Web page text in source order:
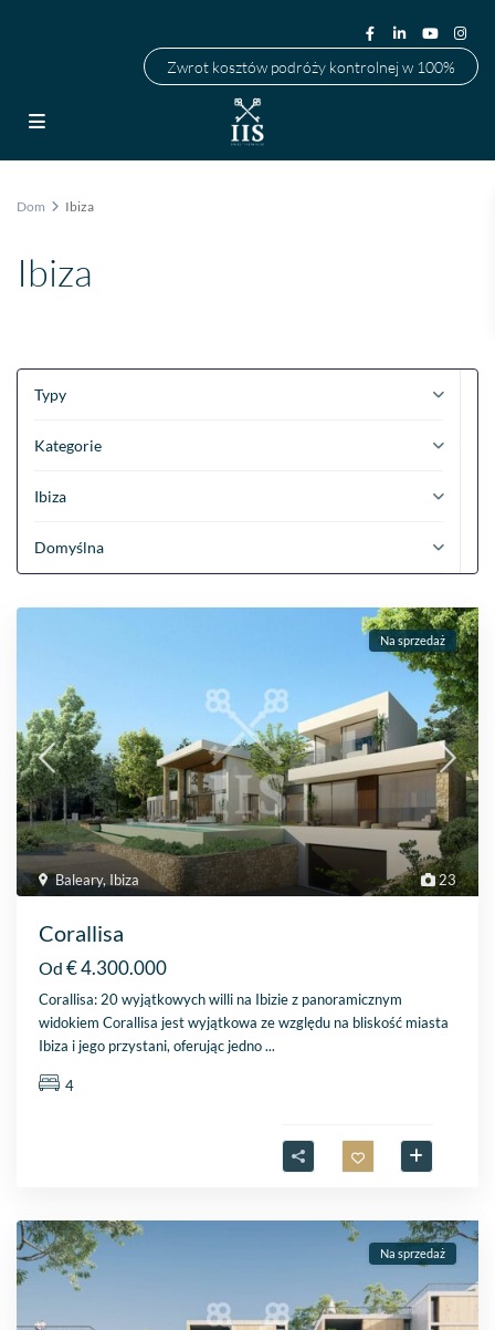
Zwrot kosztów podróży kontrolnej w 100%
Dom Ibiza
Ibiza
Typy
Kategorie
Ibiza
Domyślna
23
Baleary, Ibiza
Na sprzedaż
Corallisa
Od € 4.300.000
Corallisa: 20 wyjątkowych willi na Ibizie z panoramicznym
widokiem Corallisa jest wyjątkowa ze względu na bliskość miasta
Ibiza i jego przystani, oferując jedno...
4
Na sprzedaż